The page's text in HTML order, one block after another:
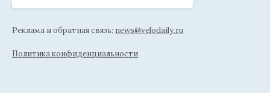
Реклама и обратная связь: news@velodaily.ru
Политика конфиденциальности